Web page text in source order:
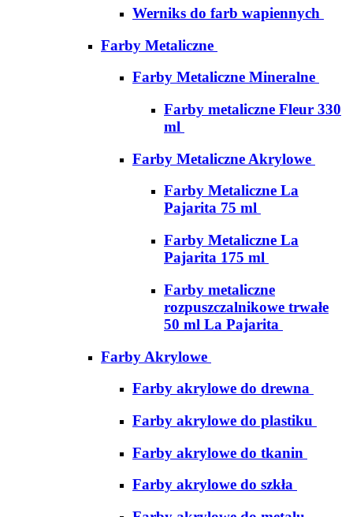
Werniks do farb wapiennych
Farby Metaliczne
Farby Metaliczne Mineralne
Farby metaliczne Fleur 330
ml
Farby Metaliczne Akrylowe
Farby Metaliczne La
Pajarita 75 ml
Farby Metaliczne La
Pajarita 175 ml
Farby metaliczne
rozpuszczalnikowe trwałe
50 ml La Pajarita
Farby Akrylowe
Farby akrylowe do drewna
Farby akrylowe do plastiku
Farby akrylowe do tkanin
Farby akrylowe do szkła